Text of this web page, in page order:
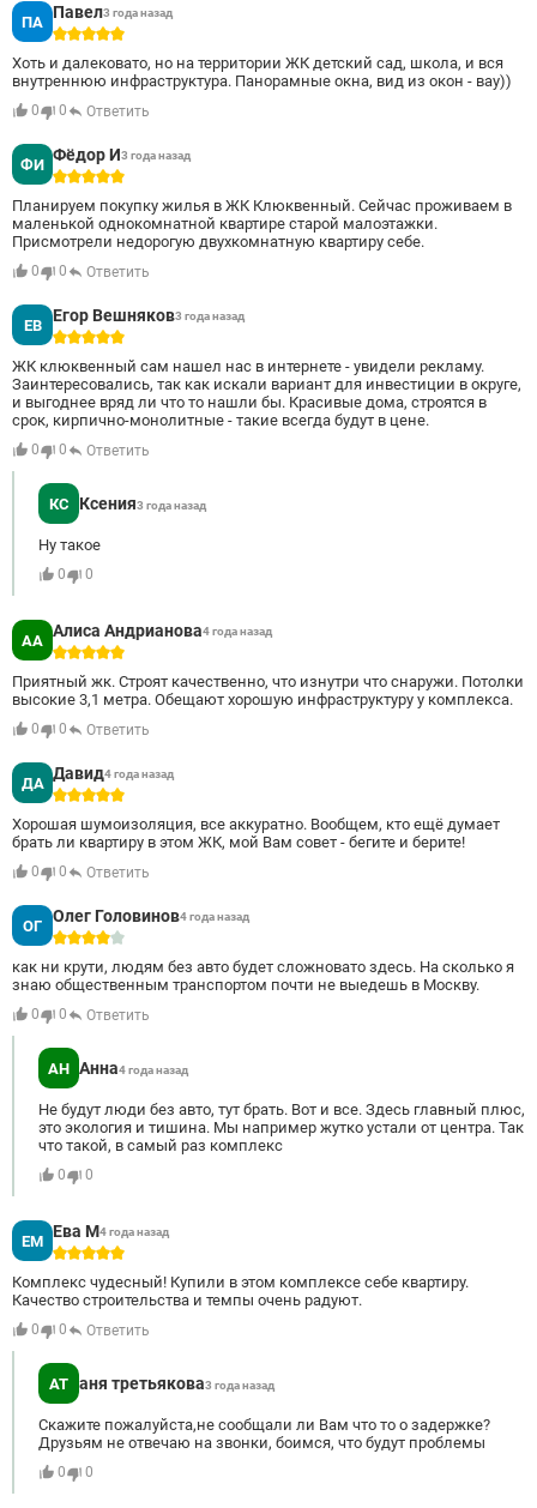
ПА
Павел3 года назад
5
Хоть и далековато, но на территории ЖК детский сад, школа, и вся
внутреннюю инфраструктура. Панорамные окна, вид из окон - вау))
0 0 Ответить
ФИ
Фёдор И3 года назад
5
Планируем покупку жилья в ЖК Клюквенный. Сейчас проживаем в
маленькой однокомнатной квартире старой малоэтажки.
Присмотрели недорогую двухкомнатную квартиру себе.
0 0 Ответить
ЕВ
Егор Вешняков3 года назад
5
ЖК клюквенный сам нашел нас в интернете - увидели рекламу.
Заинтересовались, так как искали вариант для инвестиции в округе,
и выгоднее вряд ли что то нашли бы. Красивые дома, строятся в
срок, кирпично-монолитные - такие всегда будут в цене.
0 0 Ответить
КС Ксения3 года назад
Ну такое
0 0
АА
Алиса Андрианова4 года назад
5
Приятный жк. Строят качественно, что изнутри что снаружи. Потолки
высокие 3,1 метра. Обещают хорошую инфраструктуру у комплекса.
0 0 Ответить
ДА
Давид4 года назад
5
Хорошая шумоизоляция, все аккуратно. Вообщем, кто ещё думает
брать ли квартиру в этом ЖК, мой Вам совет - бегите и берите!
0 0 Ответить
ОГ
Олег Головинов4 года назад
4
как ни крути, людям без авто будет сложновато здесь. На сколько я
знаю общественным транспортом почти не выедешь в Москву.
0 0 Ответить
АН Анна4 года назад
Не будут люди без авто, тут брать. Вот и все. Здесь главный плюс,
это экология и тишина. Мы например жутко устали от центра. Так
что такой, в самый раз комплекс
0 0
ЕМ
Ева М4 года назад
5
Комплекс чудесный! Купили в этом комплексе себе квартиру.
Качество строительства и темпы очень радуют.
0 0 Ответить
АТ аня третьякова3 года назад
Скажите пожалуйста,не сообщали ли Вам что то о задержке?
Друзьям не отвечаю на звонки, боимся, что будут проблемы
0 0